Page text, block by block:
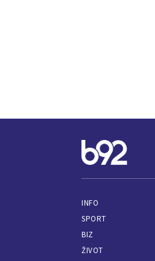
INFO
SPORT
BIZ
ŽIVOT